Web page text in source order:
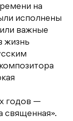
на
исполнены
важные
жизнь
годов —
священная».